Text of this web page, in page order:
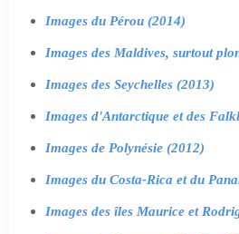
Images du Pérou (2014)
Images des Maldives, surtout
Images des Seychelles (2013)
Images d'Antarctique et des
Images de Polynésie (2012)
Images du Costa-Rica et du
Images des îles Maurice et